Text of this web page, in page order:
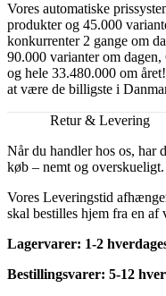
Vores automatiske
produkter og 45.000
konkurrenter 2 gange om
90.000 varianter om
og hele 33.480.000 om
at være de billigste i
Retur & Levering
Når du handler hos os, har
køb – nemt og overskueligt.
Vores Leveringstid
skal bestilles hjem fra en af
Lagervarer: 1-2
Bestillingsvarer: 5-12